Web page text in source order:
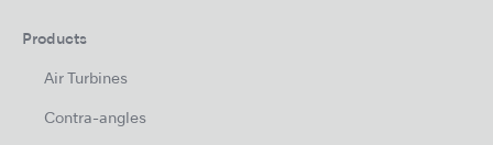
Products
Air Turbines
Contra-angles